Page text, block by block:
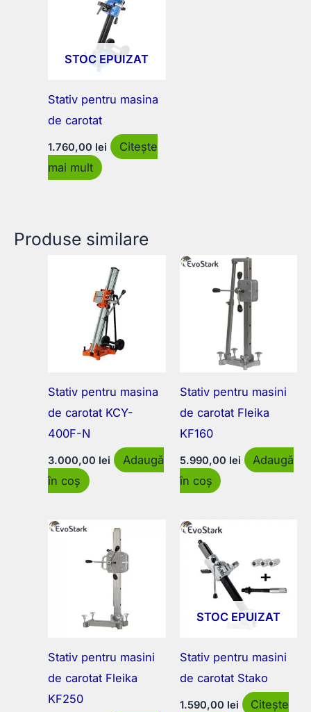
STOC EPUIZAT
Stativ pentru masina
de carotat
1.760,00 lei
Citește
mai mult
Produse similare
Stativ pentru masina
de carotat KCY-
400F-N
3.000,00 lei
Adaugă
în coș
Stativ pentru masini
de carotat Fleika
KF160
5.990,00 lei
Adaugă
în coș
Stativ pentru masini
de carotat Fleika
KF250
STOC EPUIZAT
Stativ pentru masini
de carotat Stako
1.590,00 lei
Citește